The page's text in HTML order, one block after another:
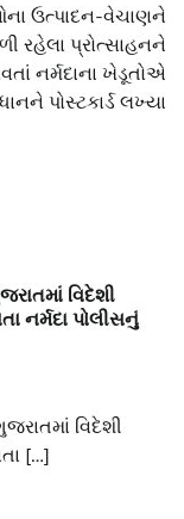
ઉત્પાદન-વેચાણને
રહેલા પ્રોત્સાહનને
નર્મદાના ખેડૂતોએ
પોસ્ટકાર્ડ લખ્યા
વિદેશી
નર્મદા પોલીસનું
વિદેશી
[…]